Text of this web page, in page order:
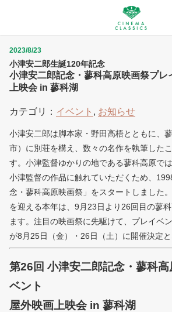
小津安二郎生誕120年記念
小津安二郎記念・蓼科高原映画祭プレ
上映会 in 蓼科湖
2023/8/23
カテゴリ： イベント , お知らせ
小津安二郎は脚本家・野田高梧とともに、
市）に別荘を構え、数々の名作を執筆した
す。小津監督ゆかりの地である蓼科高原で
小津監督の作品に触れていただくため、
念・蓼科高原映画祭」をスタートしました
を迎える本年は、9月23日より26回目の蓼
ます。注目の映画祭に先駆けて、プレイベ
が8月25日（金）・26日（土）に開催決定と
第26回 小津安二郎記念・蓼科高
ベント
屋外映画上映会 in 蓼科湖